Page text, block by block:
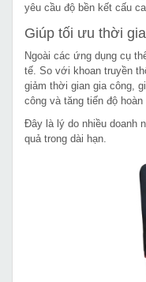
yêu cầu độ bền kết cấu
Giúp tối ưu thời
Ngoài các ứng dụng cụ
tế. So với khoan truyền
giảm thời gian gia công,
công và tăng tiến độ hoàn
Đây là lý do nhiều doanh
quả trong dài hạn.